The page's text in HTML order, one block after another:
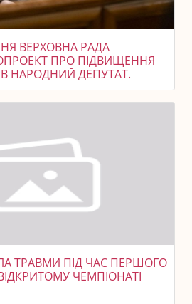
ВЕРХОВНА РАДА
ПРО ПІДВИЩЕННЯ
НАРОДНИЙ ДЕПУТАТ.
ТРАВМИ ПІД ЧАС ПЕРШОГО
ЧЕМПІОНАТІ